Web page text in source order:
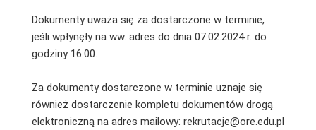
Dokumenty uważa się za dostarczone w terminie,
jeśli wpłynęły na ww. adres do dnia 07.02.2024 r. do
godziny 16.00.
Za dokumenty dostarczone w terminie uznaje się
również dostarczenie kompletu dokumentów drogą
elektroniczną na adres mailowy: rekrutacje@ore.edu.pl